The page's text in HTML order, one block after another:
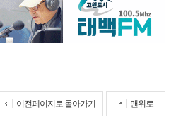
이전페이지로 돌아가기 맨위로